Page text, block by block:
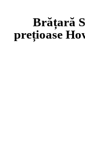
Brățară
prețioase